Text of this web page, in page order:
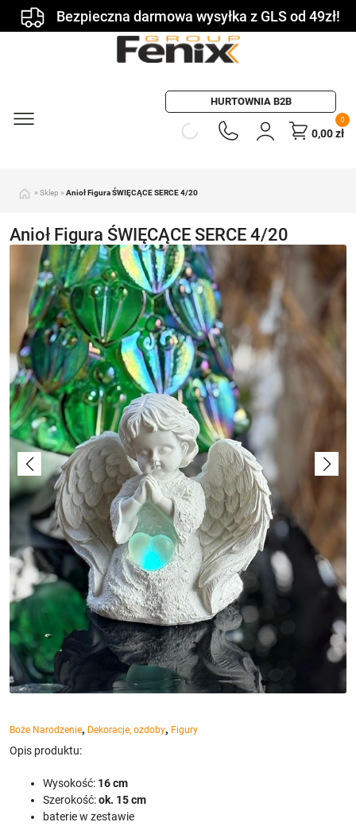
Bezpieczna darmowa wysyłka z GLS od 49zł!
HURTOWNIA B2B
0
0,00zł
» Sklep » Anioł Figura ŚWIĘCĄCE SERCE 4/20
Anioł Figura ŚWIĘCĄCE SERCE 4/20
Boże Narodzenie, Dekoracje, ozdoby, Figury
Opis produktu:
Wysokość: 16 cm
Szerokość:ok. 15 cm
baterie w zestawie